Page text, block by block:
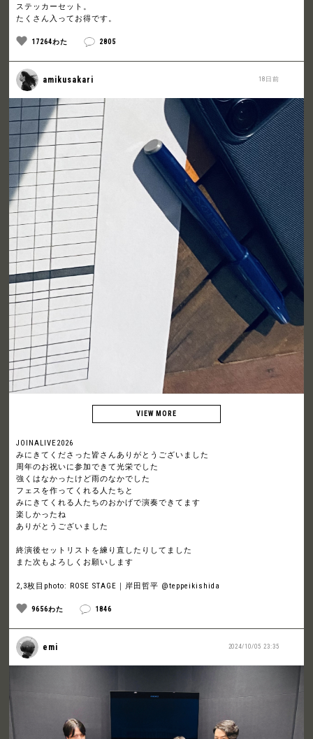
ステッカーセット。
たくさん入ってお得です。
17264わた 2805
18日前
amikusakari
JOINALIVE2026
みにきてくださった皆さんありがとうございました
周年のお祝いに参加できて光栄でした
強くはなかったけど雨のなかでした
フェスを作ってくれる人たちと
みにきてくれる人たちのおかげで演奏できてます
楽しかったね
ありがとうございました
終演後セットリストを練り直したりしてました
また次もよろしくお願いします
2,3枚目photo: ROSE STAGE｜岸田哲平 @teppeikishida
9656わた 1846
2024/10/05 23:35
emi